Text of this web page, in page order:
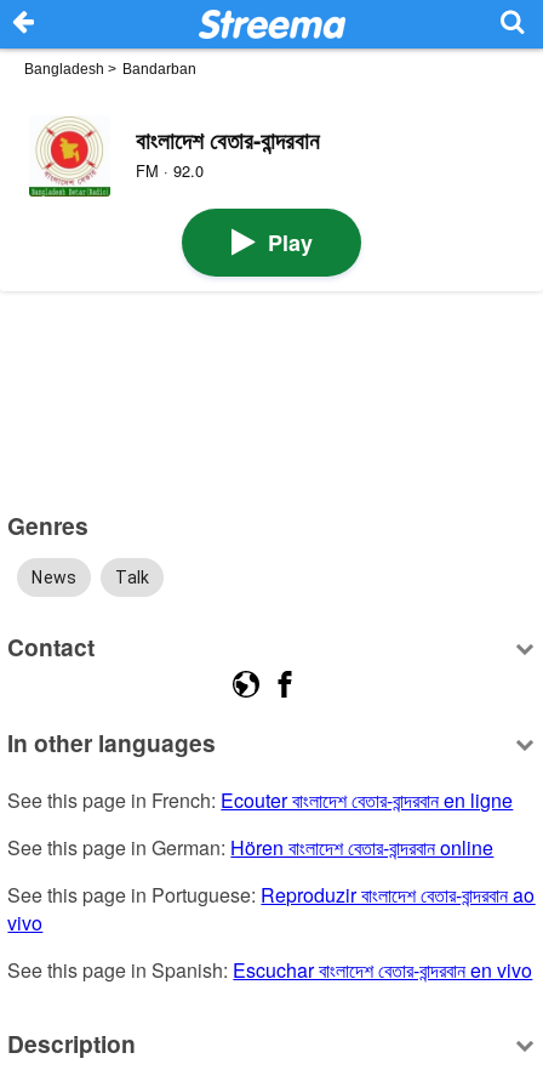
Bangladesh > Bandarban
বাংলাদেশ বেতার-বান্দরবান
FM · 92.0
Play
Genres
News Talk
Contact
In other languages
See this page in French: Ecouter বাংলাদেশ বেতার-বান্দরবান en ligne
See this page in German: Hören বাংলাদেশ বেতার-বান্দরবান online
See this page in Portuguese: Reproduzir বাংলাদেশ বেতার-বান্দরবান ao
vivo
See this page in Spanish: Escuchar বাংলাদেশ বেতার-বান্দরবান en vivo
Description